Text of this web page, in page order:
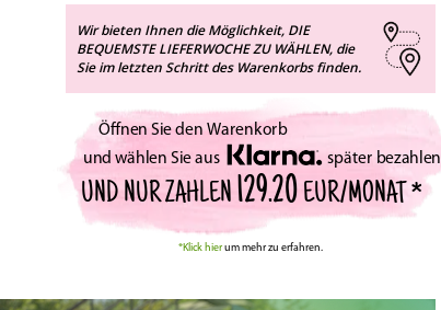
Wir bieten Ihnen die Möglichkeit, DIE
BEQUEMSTE LIEFERWOCHE ZU WÄHLEN, die
Sie im letzten Schritt des Warenkorbs finden.
Öffnen Sie den Warenkorb
und wählen Sie aus später bezahlen
UND NUR ZAHLEN129.20EUR/MONAT *
*Klick hierum mehr zu erfahren.